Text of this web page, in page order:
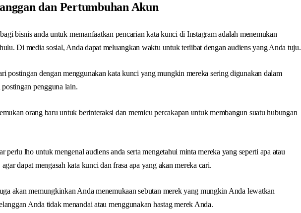
dan Pertumbuhan Akun
bisnis anda untuk memanfaatkan pencarian kata kunci di Instagram adalah menemukan
Di media sosial, Anda dapat meluangkan waktu untuk terlibat dengan audiens yang Anda tuju.
postingan dengan menggunakan kata kunci yang mungkin mereka sering digunakan dalam
pengguna lain.
orang baru untuk berinteraksi dan memicu percakapan untuk membangun suatu hubungan
perlu lho untuk mengenal audiens anda serta mengetahui minta mereka yang seperti apa atau
dapat mengasah kata kunci dan frasa apa yang akan mereka cari.
akan memungkinkan Anda menemukaan sebutan merek yang mungkin Anda lewatkan
Anda tidak menandai atau menggunakan hastag merek Anda.